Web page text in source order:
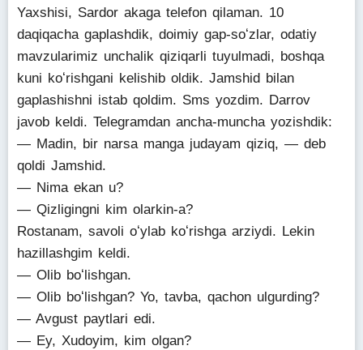
Yaxshisi, Sardor akaga telefon qilaman. 10
daqiqacha gaplashdik, doimiy gap-soʻzlar, odatiy
mavzularimiz unchalik qiziqarli tuyulmadi, boshqa
kuni koʻrishgani kelishib oldik. Jamshid bilan
gaplashishni istab qoldim. Sms yozdim. Darrov
javob keldi. Telegramdan ancha-muncha yozishdik:
— Madin, bir narsa manga judayam qiziq, — deb
qoldi Jamshid.
— Nima ekan u?
— Qizligingni kim olarkin-a?
Rostanam, savoli oʻylab koʻrishga arziydi. Lekin
hazillashgim keldi.
— Olib boʻlishgan.
— Olib boʻlishgan? Yo, tavba, qachon ulgurding?
— Avgust paytlari edi.
— Ey, Xudoyim, kim olgan?